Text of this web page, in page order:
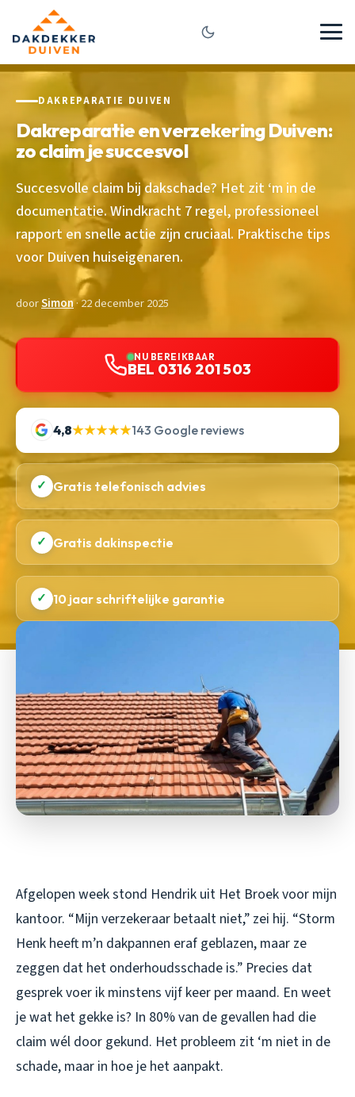
DAKREPARATIE DUIVEN
Dakreparatie en verzekering Duiven:
zo claim je succesvol
Succesvolle claim bij dakschade? Het zit ‘m in de
documentatie. Windkracht 7 regel, professioneel
rapport en snelle actie zijn cruciaal. Praktische tips
voor Duiven huiseigenaren.
doorSimon· 22 december 2025
NU BEREIKBAAR
BEL 0316 201 503
4,8★★★★★143 Google reviews
✓ Gratis telefonisch advies
✓ Gratis dakinspectie
✓ 10 jaar schriftelijke garantie
Afgelopen week stond Hendrik uit Het Broek voor mijn
kantoor. “Mijn verzekeraar betaalt niet,” zei hij. “Storm
Henk heeft m’n dakpannen eraf geblazen, maar ze
zeggen dat het onderhoudsschade is.” Precies dat
gesprek voer ik minstens vijf keer per maand. En weet
je wat het gekke is? In 80% van de gevallen had die
claim wél door gekund. Het probleem zit ‘m niet in de
schade, maar in hoe je het aanpakt.